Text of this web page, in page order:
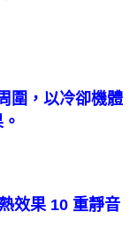
圍，以冷卻機體
效果 10 重靜音